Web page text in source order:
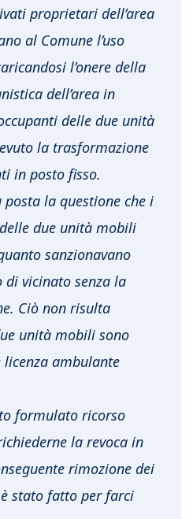
proprietari dell’area
al Comune l’uso
l’onere della
dell’area in
delle due unità
la trasformazione
in posto fisso.
posta la questione che i
due unità mobili
sanzionavano
di vicinato senza la
Ciò non risulta
unità mobili sono
ambulante
formulato ricorso
la revoca in
rimozione dei
stato fatto per farci